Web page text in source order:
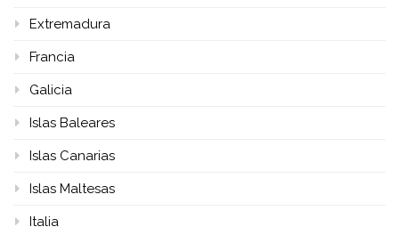
Extremadura
Francia
Galicia
Islas Baleares
Islas Canarias
Islas Maltesas
Italia